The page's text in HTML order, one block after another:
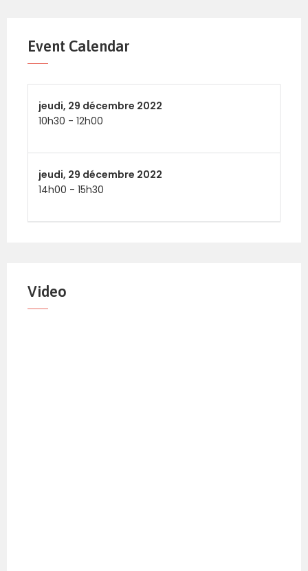
Event Calendar
jeudi, 29 décembre 2022
10h30 - 12h00
jeudi, 29 décembre 2022
14h00 - 15h30
Video